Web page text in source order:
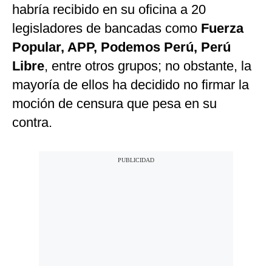
habría recibido en su oficina a 20
legisladores de bancadas como Fuerza
Popular, APP, Podemos Perú, Perú
Libre, entre otros grupos; no obstante, la
mayoría de ellos ha decidido no firmar la
moción de censura que pesa en su
contra.